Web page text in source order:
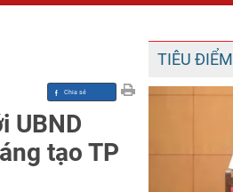
UBND
tạo TP
TIÊU ĐIỂM